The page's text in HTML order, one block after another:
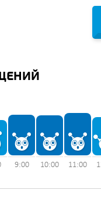
9:00 10:00 11:00